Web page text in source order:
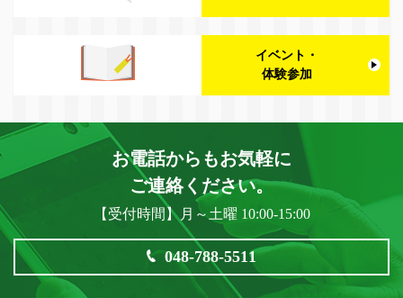
イベント・
体験参加
お電話からもお気軽に
ご連絡ください。
【受付時間】月～土曜 10:00-15:00
048-788-5511